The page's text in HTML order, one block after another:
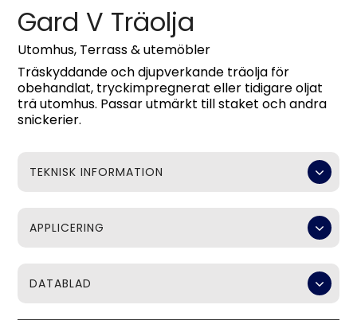
Gard V Träolja
Utomhus, Terrass & utemöbler
Träskyddande och djupverkande träolja för
obehandlat, tryckimpregnerat eller tidigare oljat
trä utomhus. Passar utmärkt till staket och andra
snickerier.
TEKNISK INFORMATION
APPLICERING
DATABLAD